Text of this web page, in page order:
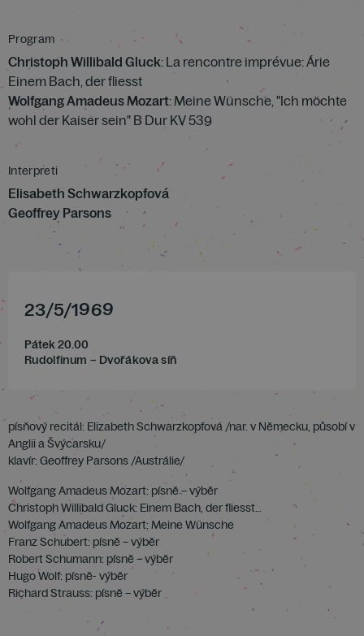
Program
Christoph Willibald Gluck: La rencontre imprévue: Árie
Einem Bach, der fliesst
Wolfgang Amadeus Mozart: Meine Wünsche, "Ich möchte
wohl der Kaiser sein" B Dur KV 539
Interpreti
Elisabeth Schwarzkopfová
Geoffrey Parsons
23/5/1969
Pátek 20.00
Rudolfinum – Dvořákova síň
písňový recitál: Elizabeth Schwarzkopfová /nar. v Německu, působí v
Anglii a Švýcarsku/
klavír: Geoffrey Parsons /Austrálie/
Wolfgang Amadeus Mozart: písně – výběr
Christoph Willibald Gluck: Einem Bach, der fliesst…
Wolfgang Amadeus Mozart: Meine Wünsche
Franz Schubert: písně – výběr
Robert Schumann: písně – výběr
Hugo Wolf: písně- výběr
Richard Strauss: písně – výběr